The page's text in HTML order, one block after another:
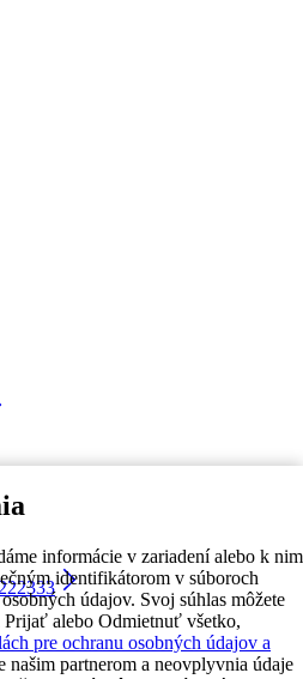
informácie v zariadení alebo k nim
identifikátorom v súboroch
údajov. Svoj súhlas môžete
alebo Odmietnuť všetko,
pre ochranu osobných údajov a
partnerom a neovplyvnia údaje